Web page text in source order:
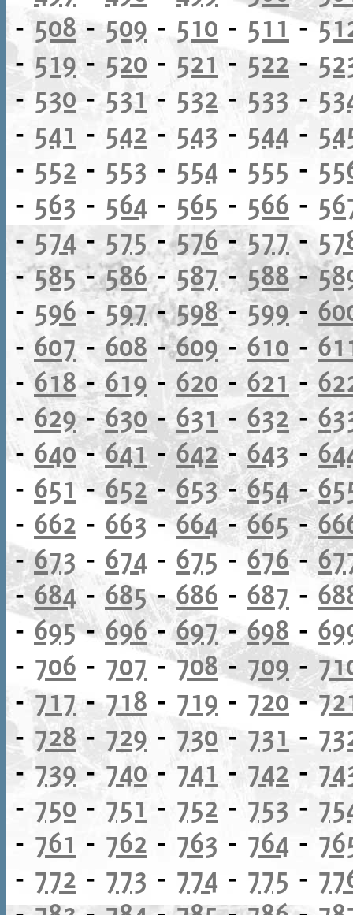
- 508- 509 - 510 - 511-
-519- 520 - 521 - 522 -
- 530- 531 - 532 - 533 -
- 541 - 542 - 543 - 544 -
- 552 - 553 - 554 - 555 -
- 563 - 564 - 565 - 566 -
- 574 - 575-576-577-
-585-586- 587-588-
- 596 - 597-598- 599-
- 607- 608 -609-610 -
-618-619 - 620 - 621 -
- 629-630- 631- 632 -
- 640-641-642-643-
- 651 -652-653-654-
- 662 - 663-664-665-
-673 - 674 - 675 - 676-
-684 -685-686 - 687 -
-695-696-697-698 -
- 706 - 707 -708- 709-
-717 - 718 - 719 - 720-
-728- 729 - 730- 731 -
-739-740 - 741 - 742 -
- 750 - 751 - 752 - 753 -
- 761 - 762 - 763 - 764 -
- 772 - 773 - 774 - 775 -